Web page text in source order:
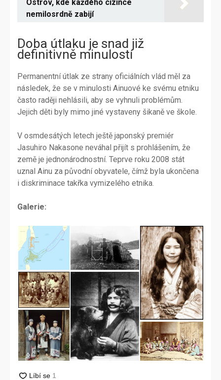
Ostrov, kde každého cizince
nemilosrdně zabijí
Doba útlaku je snad již
definitivně minulostí
Permanentní útlak ze strany oficiálních vlád měl za
následek, že se v minulosti Ainuové ke svému etniku
často raději nehlásili, aby se vyhnuli problémům.
Jejich děti byly mimo jiné vystaveny šikaně ve škole.
V osmdesátých letech ještě japonský premiér
Jasuhiro Nakasone neváhal přijít s prohlášením, že
země je jednonárodnostní. Teprve roku 2008 stát
uznal Ainu za původní obyvatele, čímž byla ukončena
i diskriminace takřka vymizelého etnika.
Galerie: